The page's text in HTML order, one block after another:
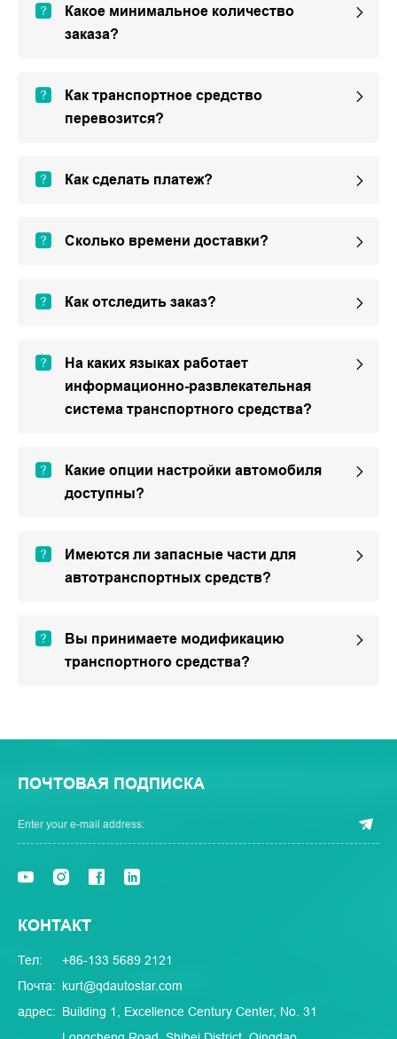
Какое минимальное количество
заказа?
Как транспортное средство
перевозится?
Как сделать платеж?
Сколько времени доставки?
Как отследить заказ?
На каких языках работает
информационно-развлекательная
система транспортного средства?
Какие опции настройки автомобиля
доступны?
Имеются ли запасные части для
автотранспортных средств?
Вы принимаете модификацию
транспортного средства?
ПОЧТОВАЯ ПОДПИСКА
КОНТАКТ
Тел:
+86-133 5689 2121
Почта: kurt@qdautostar.com
адрес: Building 1, Excellence Century Center, No. 31